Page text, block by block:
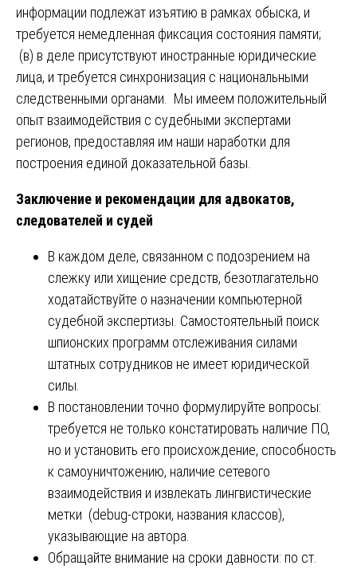
информации подлежат изъятию в рамках обыска, и
требуется немедленная фиксация состояния памяти;
(в) в деле присутствуют иностранные юридические
лица, и требуется синхронизация с национальными
следственными органами. Мы имеем положительный
опыт взаимодействия с судебными экспертами
регионов, предоставляя им наши наработки для
построения единой доказательной базы.
Заключение и рекомендации для адвокатов,
следователей и судей
В каждом деле, связанном с подозрением на
слежку или хищение средств, безотлагательно
ходатайствуйте о назначении компьютерной
судебной экспертизы. Самостоятельный поиск
шпионских программ отслеживания силами
штатных сотрудников не имеет юридической
силы.
В постановлении точно формулируйте вопросы:
требуется не только констатировать наличие ПО,
но и установить его происхождение, способность
к самоуничтожению, наличие сетевого
взаимодействия и извлекать лингвистические
метки (debug-строки, названия классов),
указывающие на автора.
Обращайте внимание на сроки давности: по ст.